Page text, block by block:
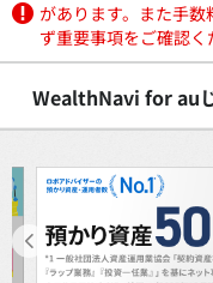
があります。また手
ず重要事項をご確認く
WealthNavi for au